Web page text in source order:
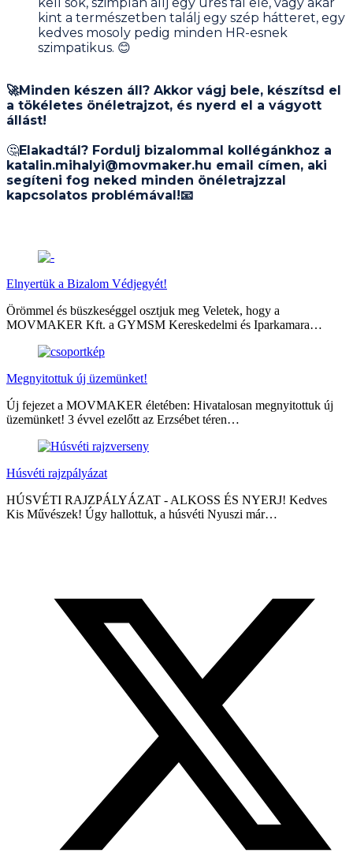
kint a természetben találj egy szép hátteret, egy
kedves mosoly pedig minden HR-esnek
szimpatikus. 😊
🚀Minden készen áll? Akkor vágj bele, készítsd el
a tökéletes önéletrajzot, és nyerd el a vágyott
állást!
🤔Elakadtál? Fordulj bizalommal kollégánkhoz a
katalin.mihalyi@movmaker.hu email címen, aki
segíteni fog neked minden önéletrajzzal
kapcsolatos problémával!📧
Elnyertük a Bizalom Védjegyét!
Örömmel és büszkeséggel osztjuk meg Veletek, hogy a
MOVMAKER Kft. a GYMSM Kereskedelmi és Iparkamara…
Megnyitottuk új üzemünket!
Új fejezet a MOVMAKER életében: Hivatalosan megnyitottuk új
üzemünket! 3 évvel ezelőtt az Erzsébet téren…
Húsvéti rajzpályázat
HÚSVÉTI RAJZPÁLYÁZAT - ALKOSS ÉS NYERJ! Kedves
Kis Művészek! Úgy hallottuk, a húsvéti Nyuszi már…